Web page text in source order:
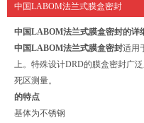
中国LABOM法兰式膜盒密封
中国LABOM法兰式膜盒密封的详
中国LABOM法兰式膜盒密封适用
上。特殊设计DRD的膜盒密封广
死区测量。
的特点
基体为不锈钢